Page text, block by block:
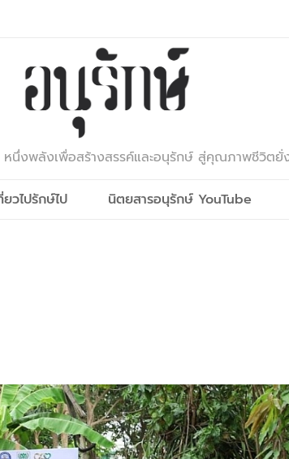
นึ่งพลังเพื่อสร้างสรรค์และอนุรักษ์ สู่คุณภาพชีวิตยั่
ยวไปรักษ์ไป นิตยสารอนุรักษ์ YouTube